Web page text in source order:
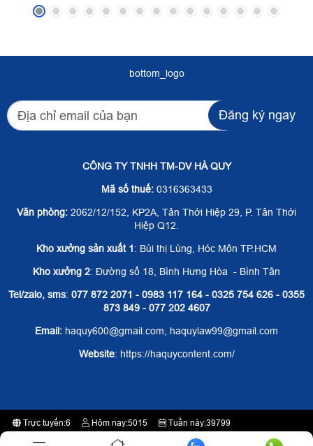
bottom_logo
Đăng ký ngay
CÔNG TY TNHH TM-DV HÀ QUY
Mã số thuế:0316363433
Văn phòng: 2062/12/152, KP2A, Tân Thới Hiệp 29, P. Tân Thới
Hiệp Q12.
Kho xưởng sản xuất 1: Bùi thị Lùng, Hóc Môn TP.HCM
Kho xưởng 2: Đường số 18, Bình Hưng Hòa - Bình Tân
Tel/zalo, sms: 077 872 2071 - 0983 117 164 - 0325 754 626 - 0355
873 849 - 077 202 4607
Email: haquy600@gmail.com, haquylaw99@gmail.com
Website: https://haquycontent.com/
Trực tuyến:6 Hôm nay:5015 Tuần này:39799
Tất cả: